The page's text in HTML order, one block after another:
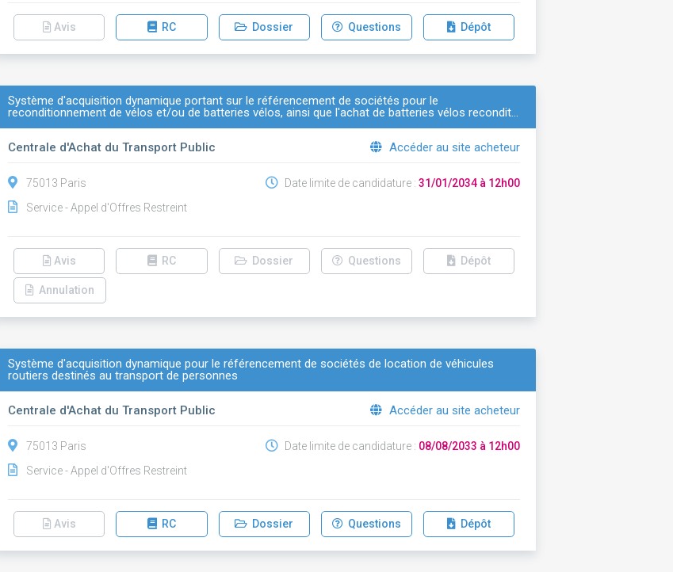
Avis RC Dossier Questions Dépôt
Système d'acquisition dynamique portant sur le référencement de sociétés pour le
reconditionnement de vélos et/ou de batteries vélos, ainsi que l'achat de batteries vélos recondit…
Centrale d'Achat du Transport Public Accéder au site acheteur
75013 Paris
Service - Appel d'Offres Restreint
Date limite de candidature : 31/01/2034 à 12h00
Avis RC Dossier Questions Dépôt
Annulation
Système d'acquisition dynamique pour le référencement de sociétés de location de véhicules
routiers destinés au transport de personnes
Centrale d'Achat du Transport Public Accéder au site acheteur
75013 Paris
Service - Appel d'Offres Restreint
Date limite de candidature : 08/08/2033 à 12h00
Avis RC Dossier Questions Dépôt